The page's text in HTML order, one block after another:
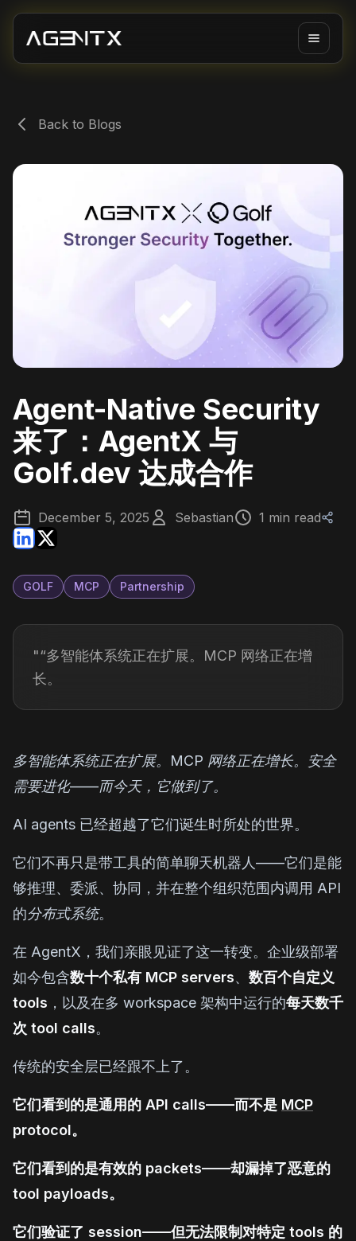
Back to Blogs
Agent-Native Security
来了：AgentX 与
Golf.dev 达成合作
December 5, 2025 Sebastian 1 min read
GOLF MCP Partnership
"“多智能体系统正在扩展。MCP 网络正在增
长。
多智能体系统正在扩展。MCP 网络正在增长。安全
需要进化——而今天，它做到了。
AI agents 已经超越了它们诞生时所处的世界。
它们不再只是带工具的简单聊天机器人——它们是能
够推理、委派、协同，并在整个组织范围内调用 API
的分布式系统。
在 AgentX，我们亲眼见证了这一转变。企业级部署
如今包含数十个私有 MCP servers、 数百个自定义
tools ，以及在多 workspace 架构中运行的每天数千
次 tool calls。
传统的安全层已经跟不上了。
它们看到的是通用的 API calls——而不是 MCP
protocol。
它们看到的是有效的 packets——却漏掉了恶意的
tool payloads。
它们验证了 session——但无法限制对特定 tools 的